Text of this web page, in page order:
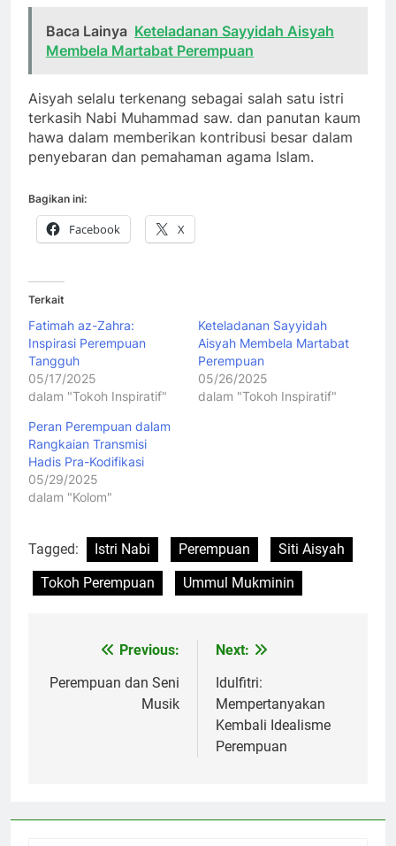
Baca Lainya Keteladanan Sayyidah Aisyah
Membela Martabat Perempuan
Aisyah selalu terkenang sebagai salah satu istri
terkasih Nabi Muhammad saw. dan panutan kaum
hawa dalam memberikan kontribusi besar dalam
penyebaran dan pemahaman agama Islam.
Bagikan ini:
Facebook X
Terkait
Fatimah az-Zahra:
Inspirasi Perempuan
Tangguh
05/17/2025
dalam "Tokoh Inspiratif"
Keteladanan Sayyidah
Aisyah Membela Martabat
Perempuan
05/26/2025
dalam "Tokoh Inspiratif"
Peran Perempuan dalam
Rangkaian Transmisi
Hadis Pra-Kodifikasi
05/29/2025
dalam "Kolom"
Tagged: Istri Nabi Perempuan
Siti Aisyah
Tokoh Perempuan
Ummul Mukminin
Navigasi
pos
Previous:
Perempuan dan Seni
Musik
Next:
Idulfitri:
Mempertanyakan
Kembali Idealisme
Perempuan